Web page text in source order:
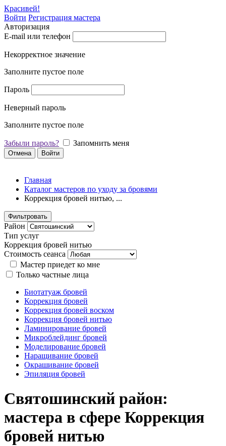
Красивей!
Войти Регистрация мастера
Авторизация
E-mail или телефон
Некорректное значение
Заполните пустое поле
Пароль
Неверный пароль
Заполните пустое поле
Забыли пароль? Запомнить меня
Отмена Войти
Главная
Каталог мастеров по уходу за бровями
Коррекция бровей нитью, ...
Фильтровать
Район
Тип услуг
Коррекция бровей нитью
Стоимость сеанса
Мастер приедет ко мне
Только частные лица
Биотатуаж бровей
Коррекция бровей
Коррекция бровей воском
Коррекция бровей нитью
Ламинирование бровей
Микроблейдинг бровей
Моделирование бровей
Наращивание бровей
Окрашивание бровей
Эпиляция бровей
Святошинский район:
мастера в сфере Коррекция
бровей нитью